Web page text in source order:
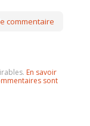
En savoir
sont